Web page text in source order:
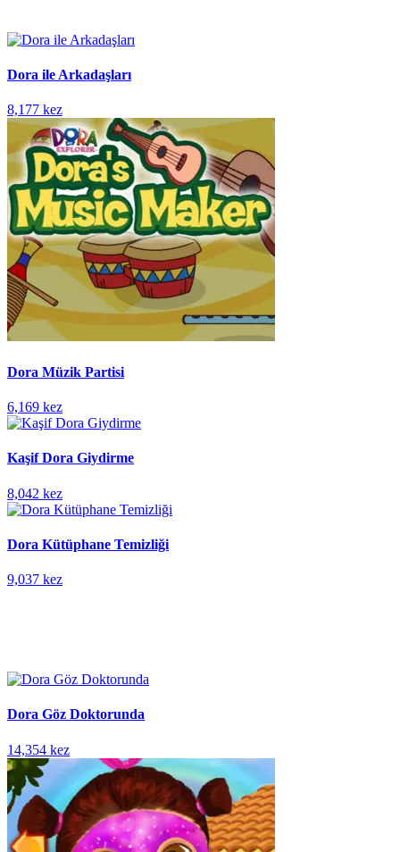
Dora ile Arkadaşları
8,177 kez
Dora Müzik Partisi
6,169 kez
Kaşif Dora Giydirme
8,042 kez
Dora Kütüphane Temizliği
9,037 kez
Dora Göz Doktorunda
14,354 kez